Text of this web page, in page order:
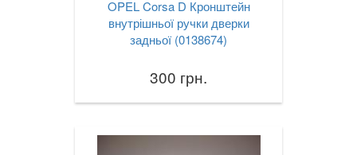
OPEL Corsa D Кронштейн
внутрішньої ручки дверки
задньої (0138674)
300 грн.